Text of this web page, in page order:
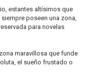
estantes altísimos que
poseen una zona,
para novelas
maravillosa que funde
el sueño frustado o